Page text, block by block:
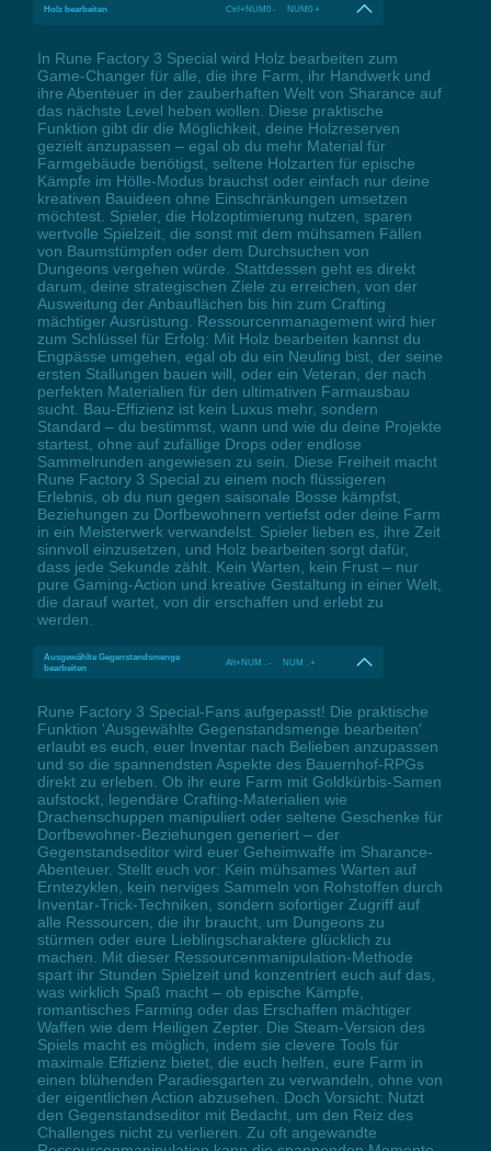
Holz bearbeiten Ctrl+NUM0 - NUM0 +
In Rune Factory 3 Special wird Holz bearbeiten zum
Game-Changer für alle, die ihre Farm, ihr Handwerk und
ihre Abenteuer in der zauberhaften Welt von Sharance auf
das nächste Level heben wollen. Diese praktische
Funktion gibt dir die Möglichkeit, deine Holzreserven
gezielt anzupassen – egal ob du mehr Material für
Farmgebäude benötigst, seltene Holzarten für epische
Kämpfe im Hölle-Modus brauchst oder einfach nur deine
kreativen Bauideen ohne Einschränkungen umsetzen
möchtest. Spieler, die Holzoptimierung nutzen, sparen
wertvolle Spielzeit, die sonst mit dem mühsamen Fällen
von Baumstümpfen oder dem Durchsuchen von
Dungeons vergehen würde. Stattdessen geht es direkt
darum, deine strategischen Ziele zu erreichen, von der
Ausweitung der Anbauflächen bis hin zum Crafting
mächtiger Ausrüstung. Ressourcenmanagement wird hier
zum Schlüssel für Erfolg: Mit Holz bearbeiten kannst du
Engpässe umgehen, egal ob du ein Neuling bist, der seine
ersten Stallungen bauen will, oder ein Veteran, der nach
perfekten Materialien für den ultimativen Farmausbau
sucht. Bau-Effizienz ist kein Luxus mehr, sondern
Standard – du bestimmst, wann und wie du deine Projekte
startest, ohne auf zufällige Drops oder endlose
Sammelrunden angewiesen zu sein. Diese Freiheit macht
Rune Factory 3 Special zu einem noch flüssigeren
Erlebnis, ob du nun gegen saisonale Bosse kämpfst,
Beziehungen zu Dorfbewohnern vertiefst oder deine Farm
in ein Meisterwerk verwandelst. Spieler lieben es, ihre Zeit
sinnvoll einzusetzen, und Holz bearbeiten sorgt dafür,
dass jede Sekunde zählt. Kein Warten, kein Frust – nur
pure Gaming-Action und kreative Gestaltung in einer Welt,
die darauf wartet, von dir erschaffen und erlebt zu
werden.
Ausgewählte Gegenstandsmenge
bearbeiten
Alt+NUM . - NUM . +
Rune Factory 3 Special-Fans aufgepasst! Die praktische
Funktion 'Ausgewählte Gegenstandsmenge bearbeiten'
erlaubt es euch, euer Inventar nach Belieben anzupassen
und so die spannendsten Aspekte des Bauernhof-RPGs
direkt zu erleben. Ob ihr eure Farm mit Goldkürbis-Samen
aufstockt, legendäre Crafting-Materialien wie
Drachenschuppen manipuliert oder seltene Geschenke für
Dorfbewohner-Beziehungen generiert – der
Gegenstandseditor wird euer Geheimwaffe im Sharance-
Abenteuer. Stellt euch vor: Kein mühsames Warten auf
Erntezyklen, kein nerviges Sammeln von Rohstoffen durch
Inventar-Trick-Techniken, sondern sofortiger Zugriff auf
alle Ressourcen, die ihr braucht, um Dungeons zu
stürmen oder eure Lieblingscharaktere glücklich zu
machen. Mit dieser Ressourcenmanipulation-Methode
spart ihr Stunden Spielzeit und konzentriert euch auf das,
was wirklich Spaß macht – ob epische Kämpfe,
romantisches Farming oder das Erschaffen mächtiger
Waffen wie dem Heiligen Zepter. Die Steam-Version des
Spiels macht es möglich, indem sie clevere Tools für
maximale Effizienz bietet, die euch helfen, eure Farm in
einen blühenden Paradiesgarten zu verwandeln, ohne von
der eigentlichen Action abzusehen. Doch Vorsicht: Nutzt
den Gegenstandseditor mit Bedacht, um den Reiz des
Challenges nicht zu verlieren. Zu oft angewandte